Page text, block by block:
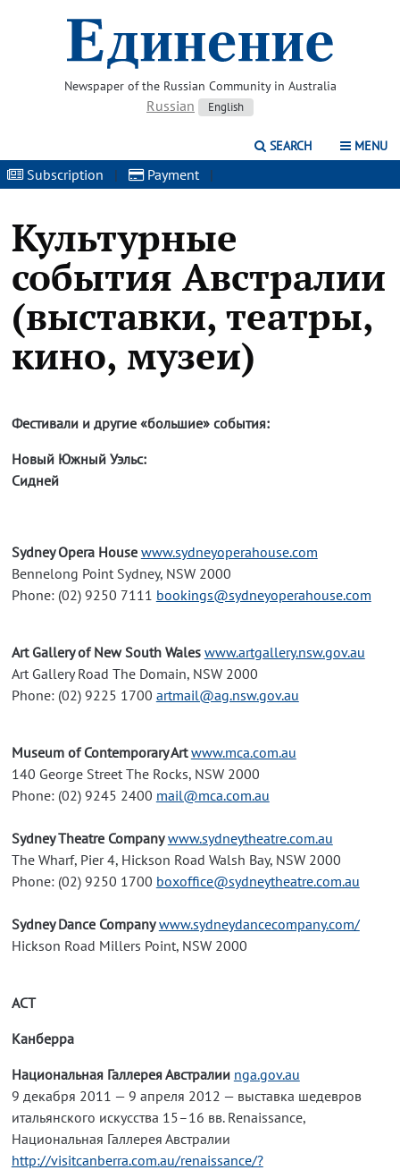
Newspaper of the Russian Community in Australia
Russian English
SEARCH MENU
Subscription | Payment |
Культурные
события Австралии
(выставки, театры,
кино, музеи)
Фестивали и другие «большие» события:
Новый Южный Уэльс:
Сидней
Sydney Opera House www.sydneyoperahouse.com
Bennelong Point Sydney, NSW 2000
Phone: (02) 9250 7111 bookings@sydneyoperahouse.com
Art Gallery of New South Wales www.artgallery.nsw.gov.au
Art Gallery Road The Domain, NSW 2000
Phone: (02) 9225 1700 artmail@ag.nsw.gov.au
Museum of Contemporary Art www.mca.com.au
140 George Street The Rocks, NSW 2000
Phone: (02) 9245 2400 mail@mca.com.au
Sydney Theatre Company www.sydneytheatre.com.au
The Wharf, Pier 4, Hickson Road Walsh Bay, NSW 2000
Phone: (02) 9250 1700 boxoffice@sydneytheatre.com.au
Sydney Dance Company www.sydneydancecompany.com/
Hickson Road Millers Point, NSW 2000
ACT
Канберра
Национальная Галлерея Австралии nga.gov.au
9 декабря 2011 — 9 апреля 2012 — выставка шедевров
итальянского искусства 15–16 вв. Renaissance,
Национальная Галлерея Австралии
http://visitcanberra.com.au/renaissance/?